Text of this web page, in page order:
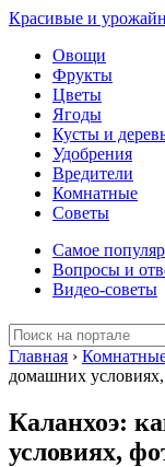
Красивые и
Овощи
Фрукты
Цветы
Ягоды
Кусты и
Удобрения
Вредители
Комнатные
Советы
Самое
Вопросы и
Видео-советы
Главная ›
домашних
Каланхоэ:
условиях,